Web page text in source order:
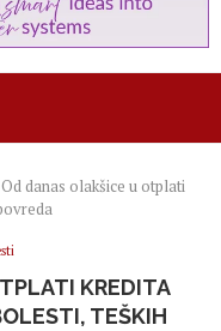
Od danas olakšice u otplati
KREDITA
TEŠKIH